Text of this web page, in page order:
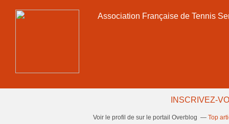
Association Française de Tennis
INSCRIVEZ-
Voir le profil de sur le portail Overblog Top